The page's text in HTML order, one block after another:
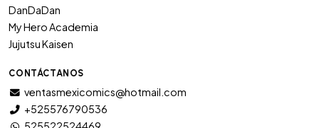
DanDaDan
My Hero Academia
Jujutsu Kaisen
CONTÁCTANOS
ventasmexicomics@hotmail.com
+525576790536